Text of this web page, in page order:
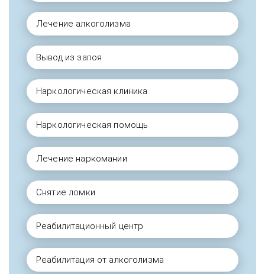
Лечение алкоголизма
Вывод из запоя
Наркологическая клиника
Наркологическая помощь
Лечение наркомании
Снятие ломки
Реабилитационный центр
Реабилитация от алкоголизма